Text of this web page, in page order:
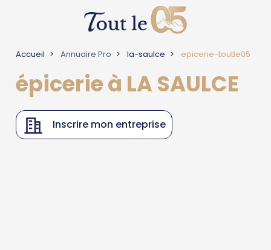
Accueil Annuaire Pro la-saulce epicerie-toutle05
épicerie à LA SAULCE
Inscrire mon entreprise